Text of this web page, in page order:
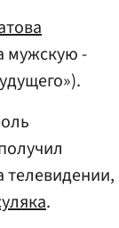
мужскую -
телевидении,
.